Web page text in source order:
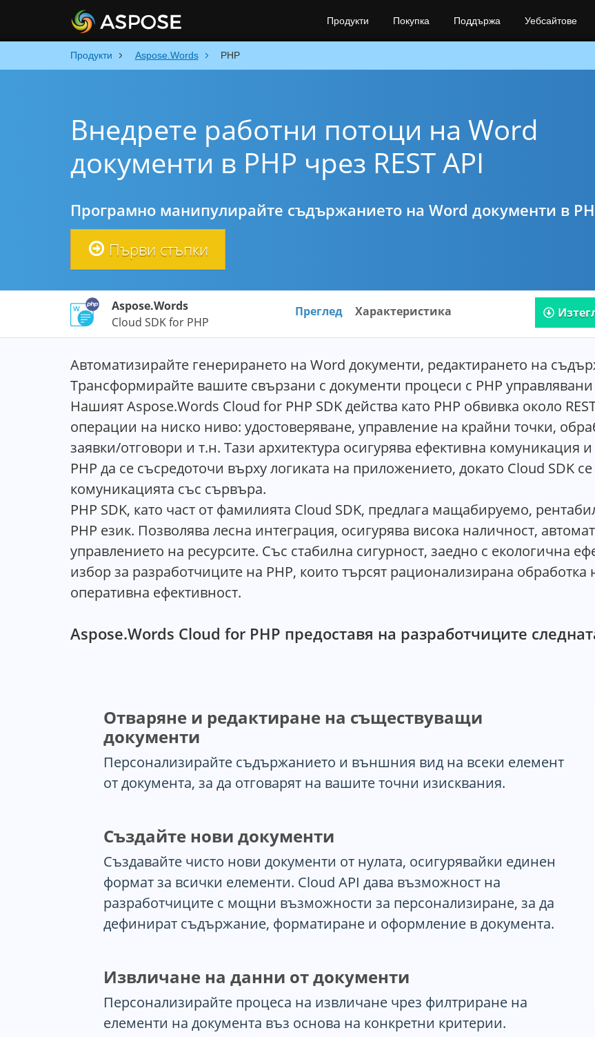
Продукти Aspose.Words PHP
Внедрете работни потоци на Word
документи в PHP чрез REST API
Програмно манипулирайте съдържанието на Word документи в
Първи стъпки
Aspose.Words
Cloud SDK for PHP
Преглед Характеристика
Автоматизирайте генерирането на Word документи, редактирането на
Трансформирайте вашите свързани с документи процеси с PHP
Нашият Aspose.Words Cloud for PHP SDK действа като PHP обвивка около
операции на ниско ниво: удостоверяване, управление на крайни точки,
заявки/отговори и т.н. Тази архитектура осигурява ефективна комуникация
PHP да се съсредоточи върху логиката на приложението, докато Cloud SDK
комуникацията със сървъра.
PHP SDK, като част от фамилията Cloud SDK, предлага мащабируемо,
PHP език. Позволява лесна интеграция, осигурява висока наличност,
управлението на ресурсите. Със стабилна сигурност, заедно с екологична
избор за разработчиците на PHP, които търсят рационализирана
оперативна ефективност.
Aspose.Words Cloud for PHP предоставя на разработчиците
Отваряне и редактиране на съществуващи
документи
Персонализирайте съдържанието и външния вид на всеки елемент
от документа, за да отговарят на вашите точни изисквания.
Създайте нови документи
Създавайте чисто нови документи от нулата, осигурявайки единен
формат за всички елементи. Cloud API дава възможност на
разработчиците с мощни възможности за персонализиране, за да
дефинират съдържание, форматиране и оформление в документа.
Извличане на данни от документи
Персонализирайте процеса на извличане чрез филтриране на
елементи на документа въз основа на конкретни критерии.
Продукти Покупка Поддържа Уебсайтове